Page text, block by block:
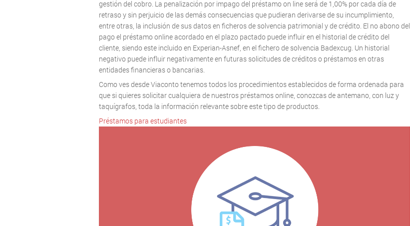
gestión del cobro. La penalización por impago del préstamo on line será de 1,00% por cada día de
retraso y sin perjuicio de las demás consecuencias que pudieran derivarse de su incumplimiento,
entre otras, la inclusión de sus datos en ficheros de solvencia patrimonial y de crédito. El no abono del
pago el préstamo online acordado en el plazo pactado puede influir en el historial de crédito del
cliente, siendo este incluido en Experian-Asnef, en el fichero de solvencia Badexcug. Un historial
negativo puede influir negativamente en futuras solicitudes de créditos o préstamos en otras
entidades financieras o bancarias.
Como ves desde Viaconto tenemos todos los procedimientos establecidos de forma ordenada para
que si quieres solicitar cualquiera de nuestros préstamos online, conozcas de antemano, con luz y
taquígrafos, toda la información relevante sobre este tipo de productos.
Préstamos para estudiantes